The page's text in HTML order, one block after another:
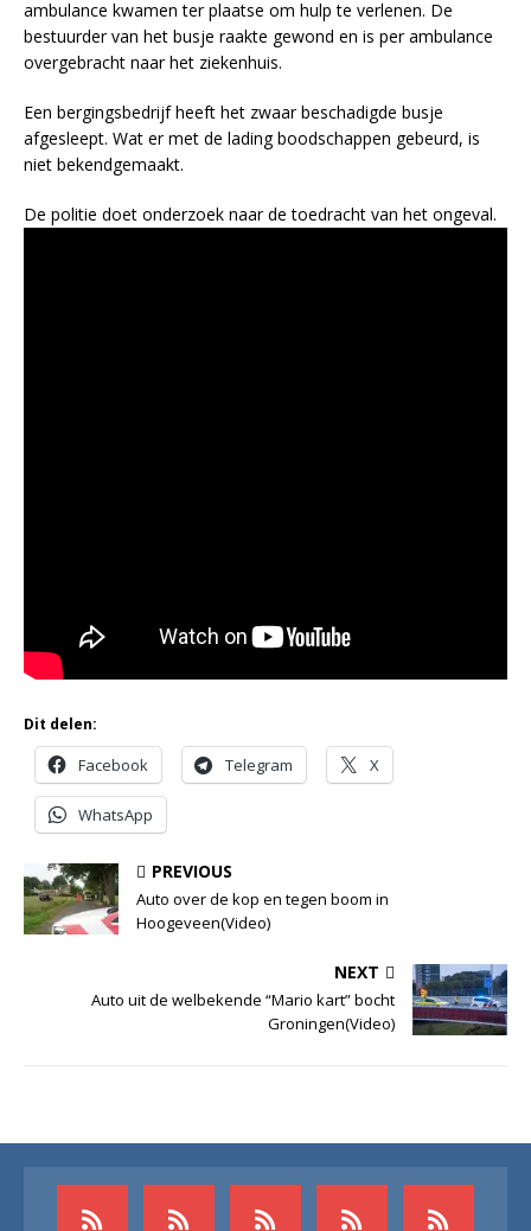
ambulance kwamen ter plaatse om hulp te verlenen. De
bestuurder van het busje raakte gewond en is per ambulance
overgebracht naar het ziekenhuis.
Een bergingsbedrijf heeft het zwaar beschadigde busje
afgesleept. Wat er met de lading boodschappen gebeurd, is
niet bekendgemaakt.
De politie doet onderzoek naar de toedracht van het ongeval.
Dit delen:
Facebook Telegram X
WhatsApp
PREVIOUS
Auto over de kop en tegen boom in
Hoogeveen(Video)
NEXT
Auto uit de welbekende “Mario kart” bocht
Groningen(Video)